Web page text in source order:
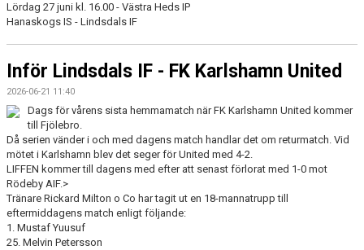
Lördag 27 juni kl. 16.00 - Västra Heds IP
Hanaskogs IS - Lindsdals IF
Inför Lindsdals IF - FK Karlshamn United
2026-06-21 11:40
Dags för vårens sista hemmamatch när FK Karlshamn United kommer
till Fjölebro.
Då serien vänder i och med dagens match handlar det om returmatch. Vid
mötet i Karlshamn blev det seger för United med 4-2.
LIFFEN kommer till dagens med efter att senast förlorat med 1-0 mot
Rödeby AIF.>
Tränare Rickard Milton o Co har tagit ut en 18-mannatrupp till
eftermiddagens match enligt följande:
1. Mustaf Yuusuf
25. Melvin Petersson